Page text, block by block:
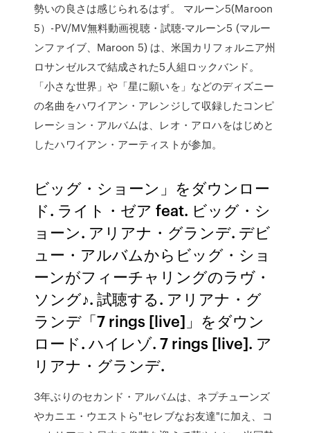
勢いの良さは感じられるはず。 マルーン5(Maroon
5）-PV/MV無料動画視聴・試聴-マルーン5 (マルー
ンファイブ、Maroon 5) は、米国カリフォルニア州
ロサンゼルスで結成された5人組ロックバンド。
「小さな世界」や「星に願いを」などのディズニー
の名曲をハワイアン・アレンジして収録したコンピ
レーション・アルバムは、レオ・アロハをはじめと
したハワイアン・アーティストが参加。
ビッグ・ショーン」をダウンロー
ド. ライト・ゼア feat. ビッグ・シ
ョーン. アリアナ・グランデ. デビ
ュー・アルバムからビッグ・ショ
ーンがフィーチャリングのラヴ・
ソング♪. 試聴する. アリアナ・グ
ランデ「7 rings [live]」をダウン
ロード. ハイレゾ. 7 rings [live]. ア
リアナ・グランデ.
3年ぶりのセカンド・アルバムは、ネプチューンズ
やカニエ・ウエストら"セレブなお友達"に加え、コ